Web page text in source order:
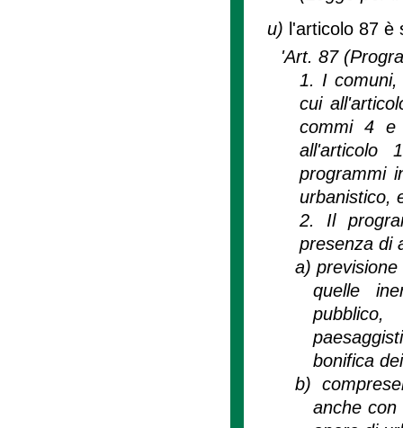
u) l'articolo 87 è
'Art. 87
1. I comuni,
cui
commi 4 e
all'articolo
programmi
urbanistico,
2. Il
presenza di
a)
quelle
pubblico,
bonifica
b)
anche con